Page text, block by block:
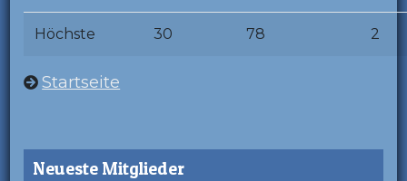
Höchste 30 78 2
Startseite
Neueste Mitglieder